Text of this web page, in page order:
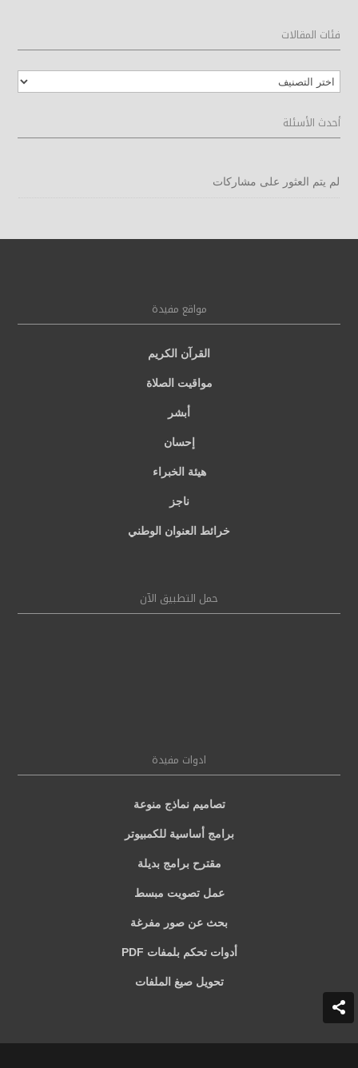
فئات المقالات
فئات
المقالات
أحدث الأسئلة
لم يتم العثور على مشاركات
مواقع مفيدة
القرآن الكريم
مواقيت الصلاة
أبشر
إحسان
هيئة الخبراء
ناجز
خرائط العنوان الوطني
حمل التطبيق الآن
ادوات مفيدة
تصاميم نماذج منوعة
برامج أساسية للكمبيوتر
مقترح برامج بديلة
عمل تصويت مبسط
بحث عن صور مفرغة
أدوات تحكم بلمفات PDF
تحويل صيغ الملفات